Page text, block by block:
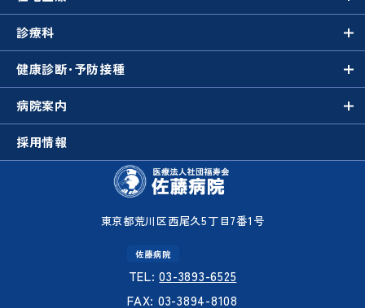
東京都荒川区西尾久5丁目7番1号
佐藤病院
TEL:03-3893-6525
FAX: 03-3894-8108
診療科
健康診断･予防接種
病院案内
採用情報